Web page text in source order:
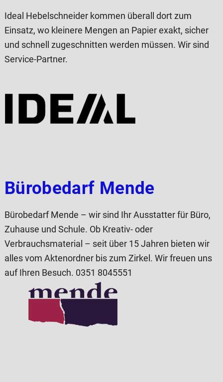
Ideal Hebelschneider kommen überall dort zum
Einsatz, wo kleinere Mengen an Papier exakt, sicher
und schnell zugeschnitten werden müssen. Wir sind
Service-Partner.
Bürobedarf Mende
Bürobedarf Mende – wir sind Ihr Ausstatter für Büro,
Zuhause und Schule. Ob Kreativ- oder
Verbrauchsmaterial – seit über 15 Jahren bieten wir
alles vom Aktenordner bis zum Zirkel. Wir freuen uns
auf Ihren Besuch. 0351 8045551